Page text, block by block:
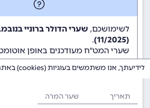
לשימושכם,
(11/2025)
.
שערי המט"ח מעודכנים באופן
לשימוש גולשי ומשתמשי האתר.
תאריך שער המרה
לידיעתך, אנו משתמשים בעוגיות (cookies) באתר זה.